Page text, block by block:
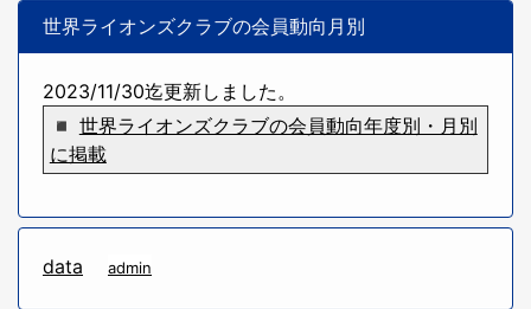
世界ライオンズクラブの会員動向月別
2023/11/30迄更新しました。
◾ 世界ライオンズクラブの会員動向年度別・月別
に掲載
data admin